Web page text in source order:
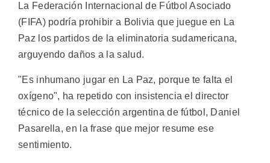
La Federación Internacional de Fútbol Asociado
(FIFA) podría prohibir a Bolivia que juegue en La
Paz los partidos de la eliminatoria sudamericana,
arguyendo daños a la salud.
"Es inhumano jugar en La Paz, porque te falta el
oxígeno", ha repetido con insistencia el director
técnico de la selección argentina de fútbol, Daniel
Pasarella, en la frase que mejor resume ese
sentimiento.